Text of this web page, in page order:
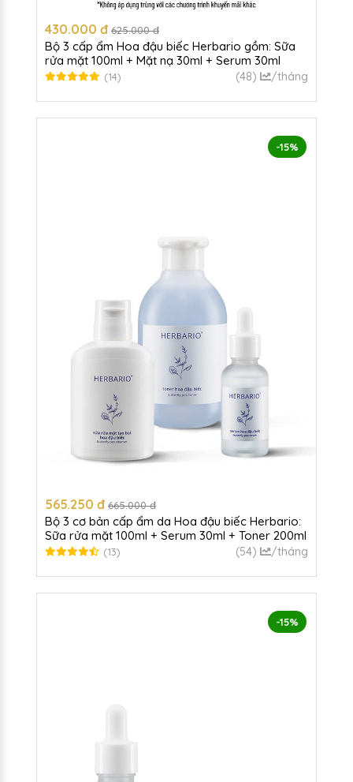
430.000 đ 625.000 đ
Bộ 3 cấp ẩm Hoa đậu biếc Herbario gồm: Sữa
rửa mặt 100ml + Mặt nạ 30ml + Serum 30ml
(14) (48) /tháng
-15%
565.250 đ 665.000 đ
Bộ 3 cơ bản cấp ẩm da Hoa đậu biếc Herbario:
Sữa rửa mặt 100ml + Serum 30ml + Toner 200ml
(13) (54) /tháng
-15%